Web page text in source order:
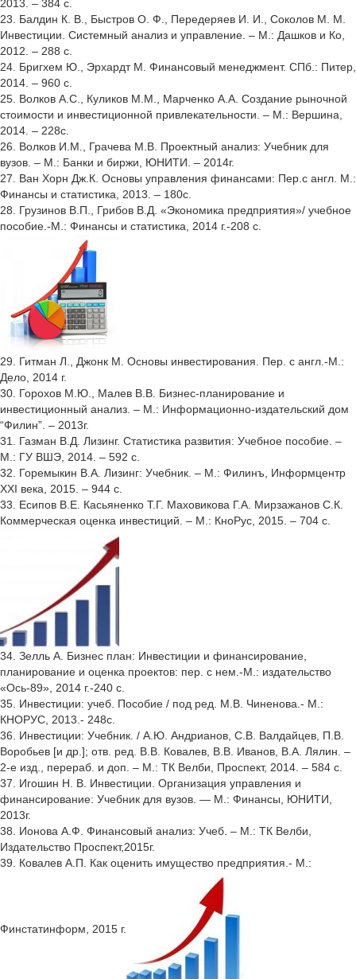
2013. – 384 с.
23. Балдин К. В., Быстров О. Ф., Передеряев И. И., Соколов М. М.
Инвестиции. Системный анализ и управление. – М.: Дашков и Ко,
2012. – 288 с.
24. Бригхем Ю., Эрхардт М. Финансовый менеджмент. СПб.: Питер,
2014. – 960 с.
25. Волков А.С., Куликов М.М., Марченко А.А. Создание рыночной
стоимости и инвестиционной привлекательности. – М.: Вершина,
2014. – 228с.
26. Волков И.М., Грачева М.В. Проектный анализ: Учебник для
вузов. – М.: Банки и биржи, ЮНИТИ. – 2014г.
27. Ван Хорн Дж.К. Основы управления финансами: Пер.с англ. М.:
Финансы и статистика, 2013. – 180с.
28. Грузинов В.П., Грибов В.Д. «Экономика предприятия»/ учебное
пособие.-М.: Финансы и статистика, 2014 г.-208 с.
29. Гитман Л., Джонк М. Основы инвестирования. Пер. с англ.-М.:
Дело, 2014 г.
30. Горохов М.Ю., Малев В.В. Бизнес-планирование и
инвестиционный анализ. – М.: Информационно-издательский дом
“Филин”. – 2013г.
31. Газман В.Д. Лизинг. Статистика развития: Учебное пособие. –
М.: ГУ ВШЭ, 2014. – 592 с.
32. Горемыкин В.А. Лизинг: Учебник. – М.: Филинъ, Информцентр
XXI века, 2015. – 944 с.
33. Есипов В.Е. Касьяненко Т.Г. Маховикова Г.А. Мирзажанов С.К.
Коммерческая оценка инвестиций. – М.: КноРус, 2015. – 704 с.
34. Зелль А. Бизнес план: Инвестиции и финансирование,
планирование и оценка проектов: пер. с нем.-М.: издательство
«Ось-89», 2014 г.-240 с.
35. Инвестиции: учеб. Пособие / под ред. М.В. Чиненова.- М.:
КНОРУС, 2013.- 248с.
36. Инвестиции: Учебник. / А.Ю. Андрианов, С.В. Валдайцев, П.В.
Воробьев [и др.]; отв. ред. В.В. Ковалев, В.В. Иванов, В.А. Лялин. –
2-е изд., перераб. и доп. – М.: ТК Велби, Проспект, 2014. – 584 с.
37. Игошин Н. В. Инвестиции. Организация управления и
финансирование: Учебник для вузов. — М.: Финансы, ЮНИТИ,
2013г.
38. Ионова А.Ф. Финансовый анализ: Учеб. – М.: ТК Велби,
Издательство Проспект,2015г.
39. Ковалев А.П. Как оценить имущество предприятия.- М.:
Финстатинформ, 2015 г.